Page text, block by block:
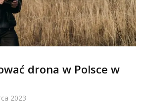
drona w Polsce w
2023